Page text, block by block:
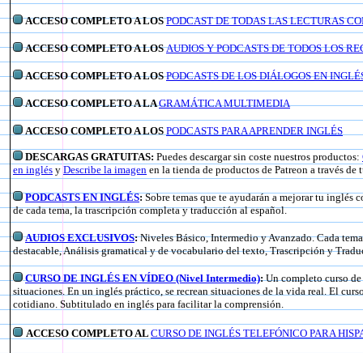
ACCESO COMPLETO A LOSPODCAST DE TODAS LAS LECTURAS
ACCESO COMPLETO A LOSAUDIOS Y PODCASTS DE TODOS LOS
ACCESO COMPLETO A LOSPODCASTS DE LOS DIÁLOGOS EN
ACCESO COMPLETO A LAGRAMÁTICA MULTIMEDIA
ACCESO COMPLETO A LOS PODCASTS PARA APRENDER INGLÉS
DESCARGAS GRATUITAS: Puedes descargar sin coste nuestros productos:
en inglés y Describe la imagen en la tienda de productos de Patreon a través de
PODCASTS EN INGLÉS:Sobre temas que te ayudarán a mejorar tu inglés
de cada tema, la trascripción completa y traducción al español.
AUDIOS EXCLUSIVOS:Niveles Básico, Intermedio y Avanzado. Cada
destacable, Análisis gramatical y de vocabulario del texto, Trascripción y
CURSO DE INGLÉS EN VÍDEO (Nivel Intermedio):Un completo curso de
situaciones. En un inglés práctico, se recrean situaciones de la vida real. El
cotidiano. Subtitulado en inglés para facilitar la comprensión.
ACCESO COMPLETO AL CURSO DE INGLÉS TELEFÓNICO PARA